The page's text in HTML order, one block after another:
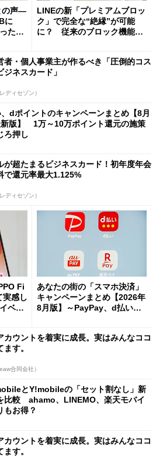
の声―
に
た」
LINEの新「プレミアムブロッ
ク」で完全な“絶縁”が可能
に？ 従来のブロック機能と
者・個人事業主が作るべき「圧倒的コス
ジネスカード」
ディセゾン）
dポイントのキャンペーンまとめ【8月
版】 1万～10万ポイント還元の施策
ろ押し
が超たまるビジネスカード！初年度年会
で還元率最大1.125%
ディセゾン）
Fi
実感し
ベー
あなたの街の「スマホ決済」
キャンペーンまとめ【2026年
8月版】～PayPay、d払い、a
カウントを着実に成長。実はみんなココ
す。
合同会社）
とY!mobileの「セット割なし」新
比較 ahamo、LINEMO、楽天モバイ
もお得？
カウントを着実に成長。実はみんなココ
す。